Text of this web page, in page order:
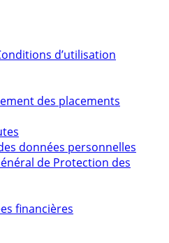
d’utilisation
des placements
données personnelles
de Protection des